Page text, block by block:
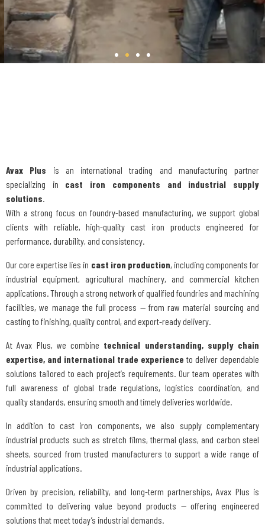
HAKKIMIZDA AVAX+
Avax Plus is an international trading and manufacturing partner
specializing in cast iron components and industrial supply
solutions.
With a strong focus on foundry-based manufacturing, we support global
clients with reliable, high-quality cast iron products engineered for
performance, durability, and consistency.
Our core expertise lies in cast iron production, including components for
industrial equipment, agricultural machinery, and commercial kitchen
applications. Through a strong network of qualified foundries and machining
facilities, we manage the full process — from raw material sourcing and
casting to finishing, quality control, and export-ready delivery.
At Avax Plus, we combine technical understanding, supply chain
expertise, and international trade experience to deliver dependable
solutions tailored to each project’s requirements. Our team operates with
full awareness of global trade regulations, logistics coordination, and
quality standards, ensuring smooth and timely deliveries worldwide.
In addition to cast iron components, we also supply complementary
industrial products such as stretch films, thermal glass, and carbon steel
sheets, sourced from trusted manufacturers to support a wide range of
industrial applications.
Driven by precision, reliability, and long-term partnerships, Avax Plus is
committed to delivering value beyond products — offering engineered
solutions that meet today’s industrial demands.